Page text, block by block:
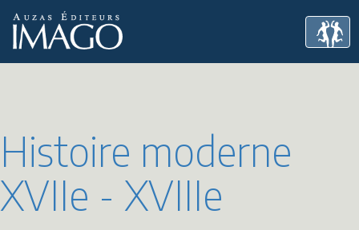
Histoire moderne
XVIIe - XVIIIe